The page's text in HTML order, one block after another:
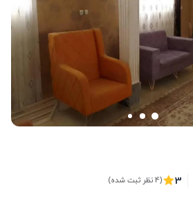
3 (4 نظر ثبت شده)